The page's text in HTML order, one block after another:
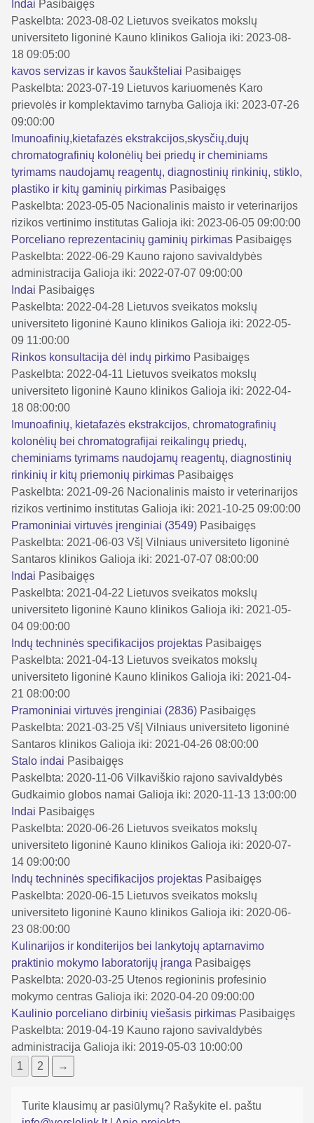
Indai Pasibaigęs
Paskelbta: 2023-08-02 Lietuvos sveikatos mokslų
universiteto ligoninė Kauno klinikos Galioja iki: 2023-08-
18 09:05:00
kavos servizas ir kavos šaukšteliai Pasibaigęs
Paskelbta: 2023-07-19 Lietuvos kariuomenės Karo
prievolės ir komplektavimo tarnyba Galioja iki: 2023-07-26
09:00:00
Imunoafinių,kietafazės ekstrakcijos,skysčių,dujų
chromatografinių kolonėlių bei priedų ir cheminiams
tyrimams naudojamų reagentų, diagnostinių rinkinių, stiklo,
plastiko ir kitų gaminių pirkimas Pasibaigęs
Paskelbta: 2023-05-05 Nacionalinis maisto ir veterinarijos
rizikos vertinimo institutas Galioja iki: 2023-06-05 09:00:00
Porceliano reprezentacinių gaminių pirkimas Pasibaigęs
Paskelbta: 2022-06-29 Kauno rajono savivaldybės
administracija Galioja iki: 2022-07-07 09:00:00
Indai Pasibaigęs
Paskelbta: 2022-04-28 Lietuvos sveikatos mokslų
universiteto ligoninė Kauno klinikos Galioja iki: 2022-05-
09 11:00:00
Rinkos konsultacija dėl indų pirkimo Pasibaigęs
Paskelbta: 2022-04-11 Lietuvos sveikatos mokslų
universiteto ligoninė Kauno klinikos Galioja iki: 2022-04-
18 08:00:00
Imunoafinių, kietafazės ekstrakcijos, chromatografinių
kolonėlių bei chromatografijai reikalingų priedų,
cheminiams tyrimams naudojamų reagentų, diagnostinių
rinkinių ir kitų priemonių pirkimas Pasibaigęs
Paskelbta: 2021-09-26 Nacionalinis maisto ir veterinarijos
rizikos vertinimo institutas Galioja iki: 2021-10-25 09:00:00
Pramoniniai virtuvės įrenginiai (3549) Pasibaigęs
Paskelbta: 2021-06-03 VšĮ Vilniaus universiteto ligoninė
Santaros klinikos Galioja iki: 2021-07-07 08:00:00
Indai Pasibaigęs
Paskelbta: 2021-04-22 Lietuvos sveikatos mokslų
universiteto ligoninė Kauno klinikos Galioja iki: 2021-05-
04 09:00:00
Indų techninės specifikacijos projektas Pasibaigęs
Paskelbta: 2021-04-13 Lietuvos sveikatos mokslų
universiteto ligoninė Kauno klinikos Galioja iki: 2021-04-
21 08:00:00
Pramoniniai virtuvės įrenginiai (2836) Pasibaigęs
Paskelbta: 2021-03-25 VšĮ Vilniaus universiteto ligoninė
Santaros klinikos Galioja iki: 2021-04-26 08:00:00
Stalo indai Pasibaigęs
Paskelbta: 2020-11-06 Vilkaviškio rajono savivaldybės
Gudkaimio globos namai Galioja iki: 2020-11-13 13:00:00
Indai Pasibaigęs
Paskelbta: 2020-06-26 Lietuvos sveikatos mokslų
universiteto ligoninė Kauno klinikos Galioja iki: 2020-07-
14 09:00:00
Indų techninės specifikacijos projektas Pasibaigęs
Paskelbta: 2020-06-15 Lietuvos sveikatos mokslų
universiteto ligoninė Kauno klinikos Galioja iki: 2020-06-
23 08:00:00
Kulinarijos ir konditerijos bei lankytojų aptarnavimo
praktinio mokymo laboratorijų įranga Pasibaigęs
Paskelbta: 2020-03-25 Utenos regioninis profesinio
mokymo centras Galioja iki: 2020-04-20 09:00:00
Kaulinio porceliano dirbinių viešasis pirkimas Pasibaigęs
Paskelbta: 2019-04-19 Kauno rajono savivaldybės
administracija Galioja iki: 2019-05-03 10:00:00
1
2 →
Turite klausimų ar pasiūlymų? Rašykite el. paštu